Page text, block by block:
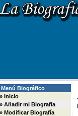
Menú Biográfico
» Inicio
» Añadir mi Biografia
» Modificar Biografía